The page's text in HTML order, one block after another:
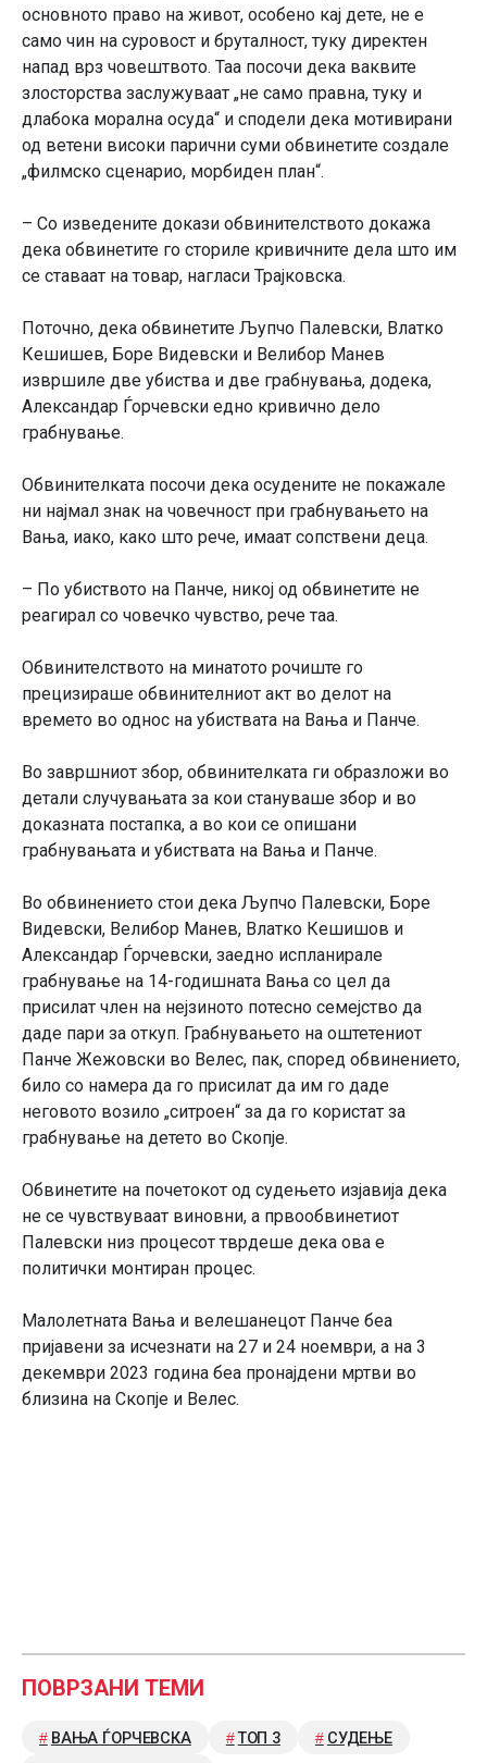
основното право на живот, особено кај дете, не е
само чин на суровост и бруталност, туку директен
напад врз човештвото. Таа посочи дека ваквите
злосторства заслужуваат „не само правна, туку и
длабока морална осуда“ и сподели дека мотивирани
од ветени високи парични суми обвинетите создале
„филмско сценарио, морбиден план“.
– Со изведените докази обвинителството докажа
дека обвинетите го сториле кривичните дела што им
се ставаат на товар, нагласи Трајковска.
Поточно, дека обвинетите Љупчо Палевски, Влатко
Кешишев, Боре Видевски и Велибор Манев
извршиле две убиства и две грабнувања, додека,
Александар Ѓорчевски едно кривично дело
грабнување.
Обвинителката посочи дека осудените не покажале
ни најмал знак на човечност при грабнувањето на
Вања, иако, како што рече, имаат сопствени деца.
– По убиството на Панче, никој од обвинетите не
реагирал со човечко чувство, рече таа.
Обвинителството на минатото рочиште го
прецизираше обвинителниот акт во делот на
времето во однос на убиствата на Вања и Панче.
Во завршниот збор, обвинителката ги образложи во
детали случувањата за кои стануваше збор и во
доказната постапка, а во кои се опишани
грабнувањата и убиствата на Вања и Панче.
Во обвинението стои дека Љупчо Палевски, Боре
Видевски, Велибор Манев, Влатко Кешишов и
Александар Ѓорчевски, заедно испланирале
грабнување на 14-годишната Вања со цел да
присилат член на нејзиното потесно семејство да
даде пари за откуп. Грабнувањето на оштетениот
Панче Жежовски во Велес, пак, според обвинението,
било со намера да го присилат да им го даде
неговото возило „ситроен“ за да го користат за
грабнување на детето во Скопје.
Обвинетите на почетокот од судењето изјавија дека
не се чувствуваат виновни, а првообвинетиот
Палевски низ процесот тврдеше дека ова е
политички монтиран процес.
Малолетната Вања и велешанецот Панче беа
пријавени за исчезнати на 27 и 24 ноември, а на 3
декември 2023 година беа пронајдени мртви во
близина на Скопје и Велес.
ПОВРЗАНИ ТЕМИ
ВАЊА ЃОРЧЕВСКА ТОП 3
СУДЕЊЕ